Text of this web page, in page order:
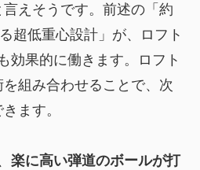
えそうです。前述の「約
超低重心設計」が、ロフト
効果的に働きます。ロフト
組み合わせることで、次
ます。
楽に高い弾道のボールが打